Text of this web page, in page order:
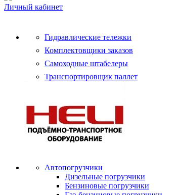
Личный кабинет
Гидравлические тележки
Комплектовщики заказов
Самоходные штабелеры
Транспортировщик паллет
Автопогрузчики
Дизельные погрузчики
Бензиновые погрузчики